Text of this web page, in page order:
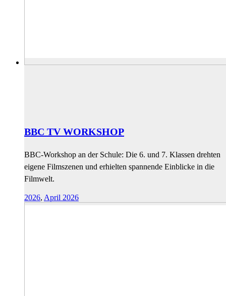
BBC TV WORKSHOP
BBC-Workshop an der Schule: Die 6. und 7. Klassen drehten
eigene Filmszenen und erhielten spannende Einblicke in die
Filmwelt.
2026, April 2026